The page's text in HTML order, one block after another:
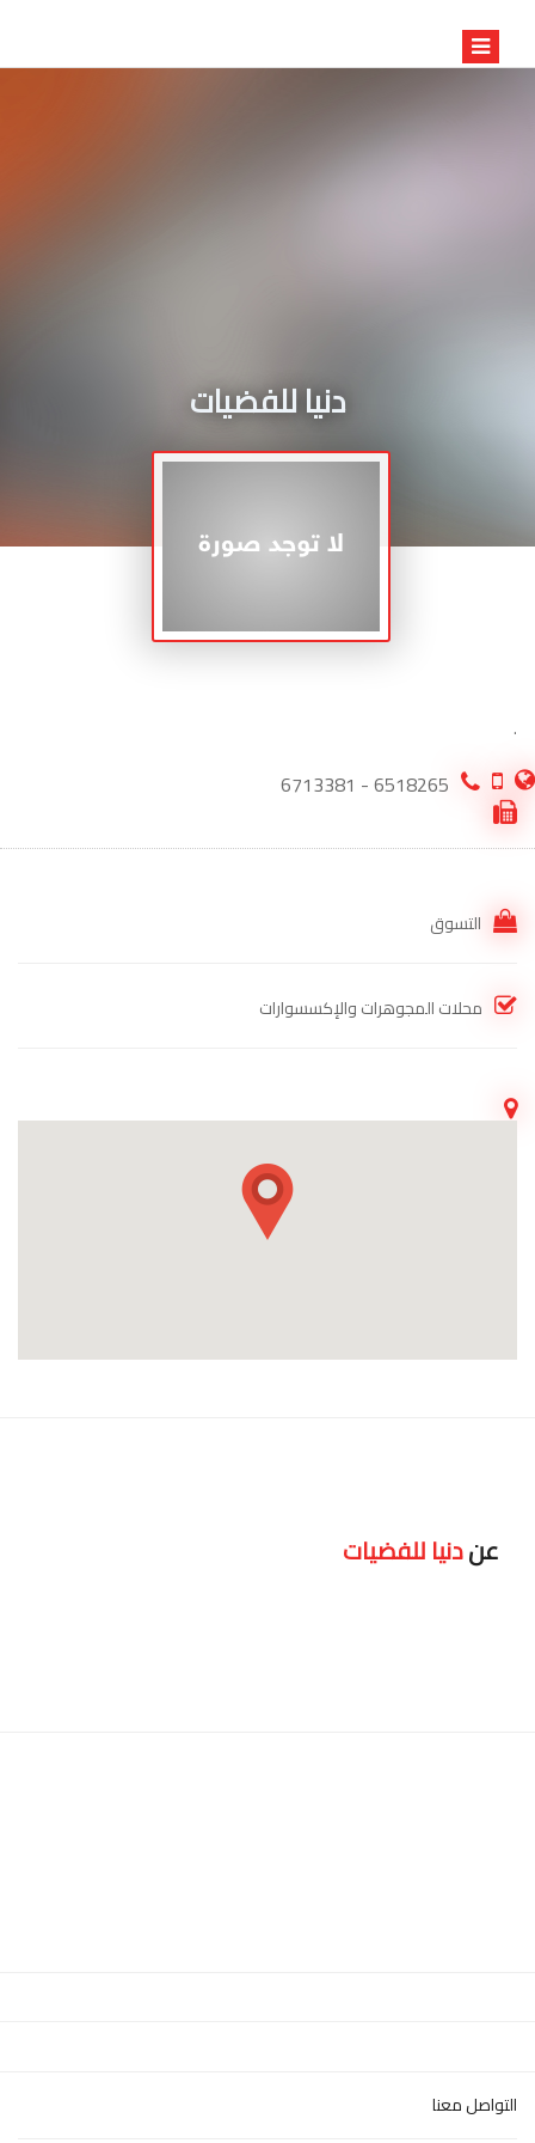
دنيا للفضيات
.
6518265 - 6713381
التسوق
محلات المجوهرات والإكسسوارات
عندنيا للفضيات
التواصل معنا